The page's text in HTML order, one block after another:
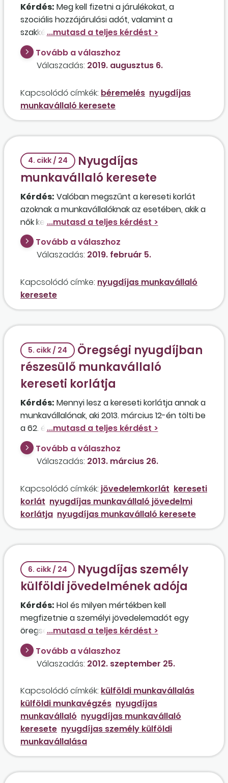
Kérdés: Meg kell fizetni a járulékokat, a
szociális hozzájárulási adót, valamint a
szakképzési hozzájárulást a nyugdíjazás előtti
időszakra járó bér után abban az esetben, ha a
munkaviszonyban álló munkavállaló 2019. június
8-án betöltötte az öregségi nyugdíjkorhatárát,
tovább dolgozik, és a munkáltató január 1-jétől
visszamenőleg béremelésről döntött, amelyet
a július havi munkabérrel együtt folyósít?
Tovább a válaszhoz
Válaszadás: 2019. augusztus 6.
Kapcsolódó címkék: béremelés nyugdíjas
munkavállaló keresete
4. cikk / 24
Nyugdíjas
munkavállaló keresete
Kérdés: Valóban megszűnt a kereseti korlát
azoknak a munkavállalóknak az esetében, akik a
nők kedvezményes nyugdíjának igénybevétele
mellett dolgoznak? Ez azt jelenti, hogy a nyugdíj
szüneteltetésére akkor sem kerül sor, ha a
munkavállaló keresete lényegesen magasabb,
kedvezményt?
Tovább a válaszhoz
Válaszadás: 2019. február 5.
Kapcsolódó címke: nyugdíjas munkavállaló
keresete
5. cikk / 24
Öregségi nyugdíjban
részesülő munkavállaló
kereseti korlátja
Kérdés: Mennyi lesz a kereseti korlátja annak a
munkavállalónak, aki 2013. március 12-én tölti be
a 62. életévét?
Tovább a válaszhoz
Válaszadás: 2013. március 26.
Kapcsolódó címkék: jövedelemkorlát kereseti
korlát nyugdíjas munkavállaló jövedelmi
korlátja nyugdíjas munkavállaló keresete
6. cikk / 24
Nyugdíjas személy
külföldi jövedelmének adója
Kérdés: Hol és milyen mértékben kell
megfizetnie a személyi jövedelemadót egy
öregségi nyugdíjas személynek, akinek a külföldi
munkavégzése meghaladja a 183 napot?
Összevontan kezelik a jövedelmet, ha
Magyarországon ingatlan-bérbeadásból is
Tovább a válaszhoz
Válaszadás: 2012. szeptember 25.
Kapcsolódó címkék: külföldi munkavállalás
külföldi munkavégzés nyugdíjas
munkavállaló nyugdíjas munkavállaló
keresete nyugdíjas személy külföldi
munkavállalása